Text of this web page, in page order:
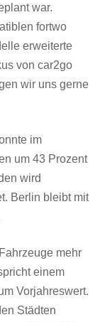
war.
fortwo
erweiterte
von car2go
wir uns gerne
im
um 43 Prozent
wird
Berlin bleibt mit
mehr
einem
Vorjahreswert.
Städten